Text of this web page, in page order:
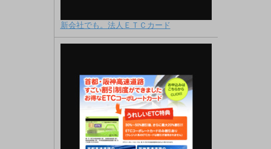
新会社でも。法人ＥＴＣカード